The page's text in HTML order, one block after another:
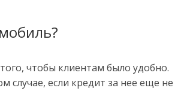
чтобы клиентам было удобно.
если кредит за нее еще не